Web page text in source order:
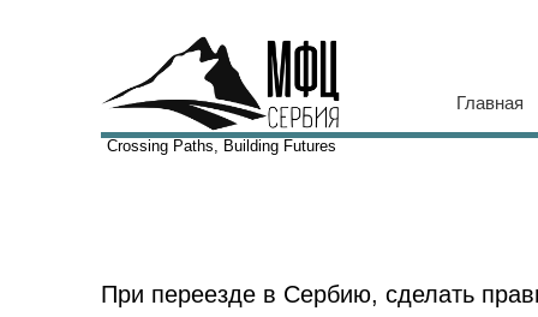
Главная
Crossing Paths, Building Futures
При переезде в Сербию, сделать